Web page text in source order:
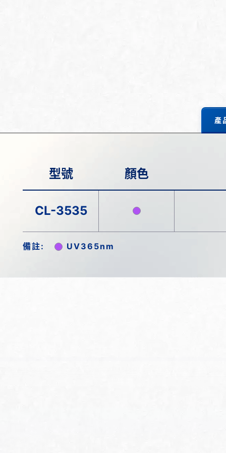
產
型號 顏色
CL-3535
備註: UV365nm